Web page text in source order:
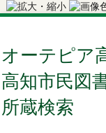
オーテピア
高知市民図
所蔵検索